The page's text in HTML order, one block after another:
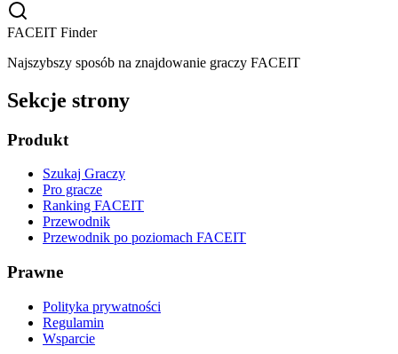
FACEIT Finder
Najszybszy sposób na znajdowanie graczy FACEIT
Sekcje strony
Produkt
Szukaj Graczy
Pro gracze
Ranking FACEIT
Przewodnik
Przewodnik po poziomach FACEIT
Prawne
Polityka prywatności
Regulamin
Wsparcie